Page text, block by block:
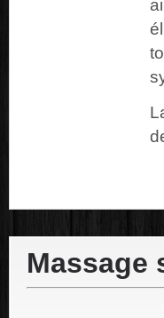
Massage